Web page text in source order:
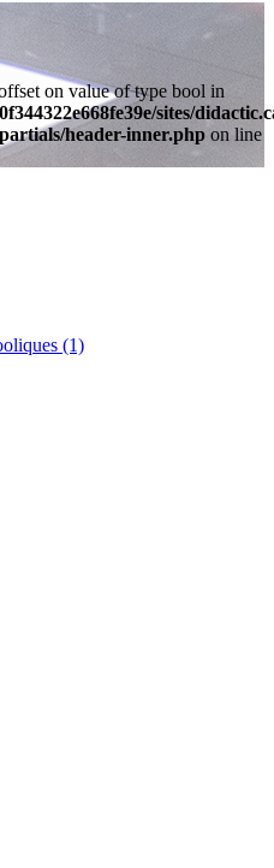
on value of type bool in
sites/
header-inner.php on line
(1)